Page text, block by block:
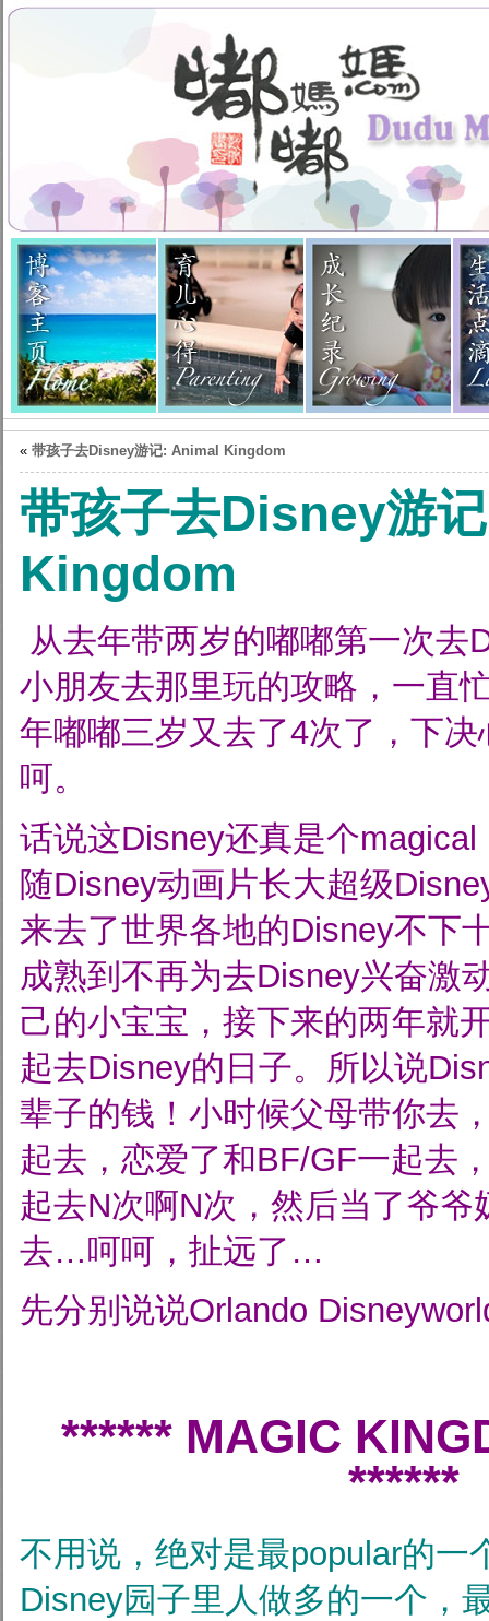
« 带孩子去Disney游记: Animal Kingdom
带孩子去Disney游
Kingdom
从去年带两岁的嘟嘟第一次去
小朋友去那里玩的攻略，一直
年嘟嘟三岁又去了4次了，下
呵。
话说这Disney还真是个
随Disney动画片长大超级
来去了世界各地的Disney不下
成熟到不再为去Disney兴奋激
己的小宝宝，接下来的两年就
起去Disney的日子。所以说
辈子的钱！小时候父母带你去
起去，恋爱了和BF/GF一起去
起去N次啊N次，然后当了爷爷
去…呵呵，扯远了…
先分别说说Orlando
****** MAGIC
******
不用说，绝对是最popular的一
Disney园子里人做多的一个，